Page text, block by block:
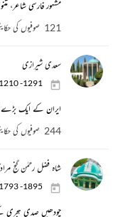
مشہور فارسی شاعر،
121 صوفیوں کی حکایتیں
سعدی شیرازی
1210 -1291
ایران کے ایک بڑے
244 صوفیوں کی حکایتیں
شاہ فضل رحمٰن گنج
1793 -1895
چودھیں صدی ہجری کے